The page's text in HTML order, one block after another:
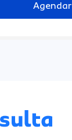
Agendar